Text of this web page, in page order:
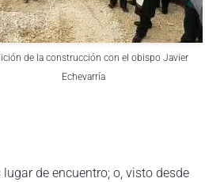
de la construcción con el obispo Javier
Echevarría
de encuentro; o, visto desde